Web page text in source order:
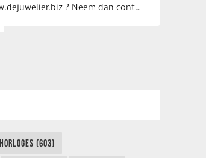
Uw vacature voor 4 weken op www.dejuwelier.biz ? Neem dan contact op met …
HORLOGES (603)